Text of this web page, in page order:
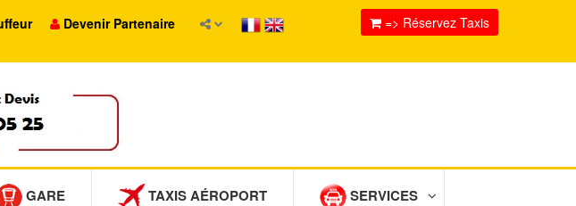
Devenir Partenaire => Réservez Taxis
GARE TAXIS AÉROPORT SERVICES